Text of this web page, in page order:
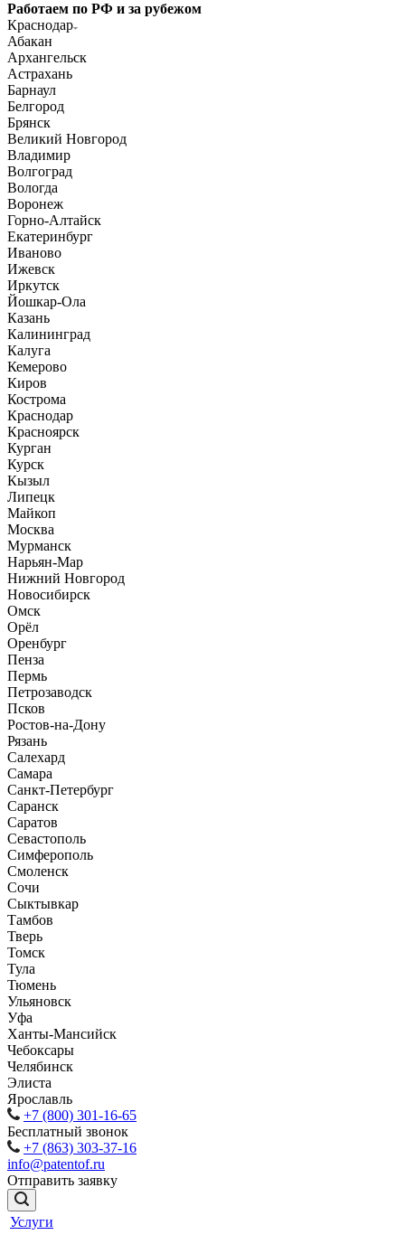
Работаем по РФ и за рубежом
Краснодар
Абакан
Архангельск
Астрахань
Барнаул
Белгород
Брянск
Великий Новгород
Владимир
Волгоград
Вологда
Воронеж
Горно-Алтайск
Екатеринбург
Иваново
Ижевск
Иркутск
Йошкар-Ола
Казань
Калининград
Калуга
Кемерово
Киров
Кострома
Краснодар
Красноярск
Курган
Курск
Кызыл
Липецк
Майкоп
Москва
Мурманск
Нарьян-Мар
Нижний Новгород
Новосибирск
Омск
Орёл
Оренбург
Пенза
Пермь
Петрозаводск
Псков
Ростов-на-Дону
Рязань
Салехард
Самара
Санкт-Петербург
Саранск
Саратов
Севастополь
Симферополь
Смоленск
Сочи
Сыктывкар
Тамбов
Тверь
Томск
Тула
Тюмень
Ульяновск
Уфа
Ханты-Мансийск
Чебоксары
Челябинск
Элиста
Ярославль
+7 (800) 301-16-65
Бесплатный звонок
+7 (863) 303-37-16
info@patentof.ru
Отправить заявку
Услуги